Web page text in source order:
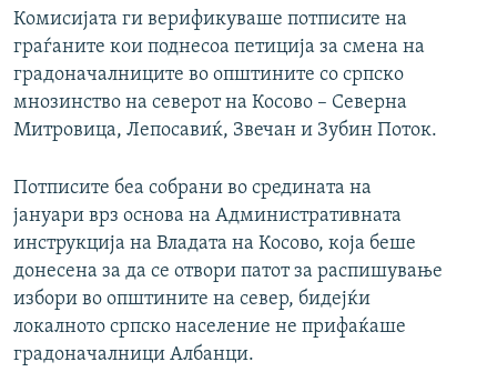
Комисијата ги верификуваше потписите на
граѓаните кои поднесоа петиција за смена на
градоначалниците во општините со српско
мнозинство на северот на Косово – Северна
Митровица, Лепосавиќ, Звечан и Зубин Поток.
Потписите беа собрани во средината на
јануари врз основа на Административната
инструкција на Владата на Косово, која беше
донесена за да се отвори патот за распишување
избори во општините на север, бидејќи
локалното српско население не прифаќаше
градоначалници Албанци.